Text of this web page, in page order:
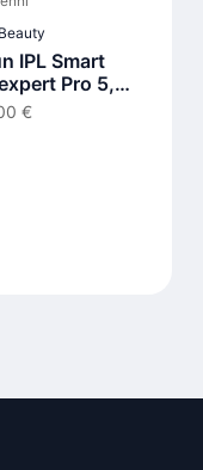
IPL Smart
Pro 5,
Hair Removal
PL5210
€